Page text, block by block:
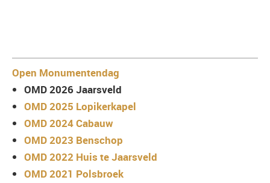
Open Monumentendag
OMD 2026 Jaarsveld
OMD 2025 Lopikerkapel
OMD 2024 Cabauw
OMD 2023 Benschop
OMD 2022 Huis te Jaarsveld
OMD 2021 Polsbroek